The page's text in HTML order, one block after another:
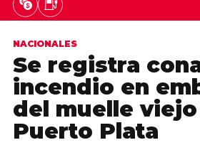
NACIONALES
Se registra
incendio en
del muelle
Puerto Plata